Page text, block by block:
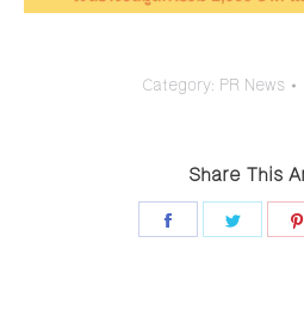
Category: PR News
Share This
Share
Share